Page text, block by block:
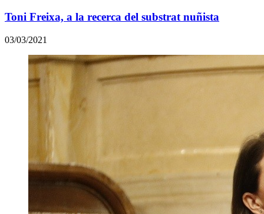
Toni Freixa, a la recerca del substrat nuñista
03/03/2021